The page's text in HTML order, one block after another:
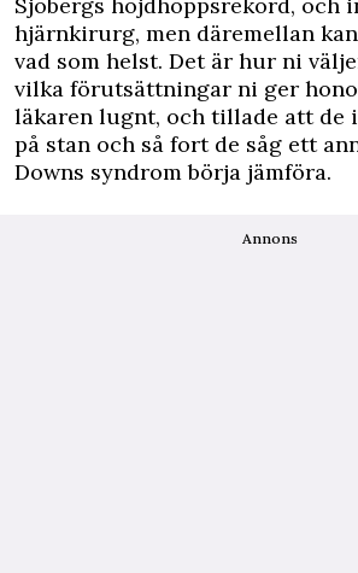
Sjöbergs höjdhoppsrekord, och
hjärnkirurg, men däremellan
vad som helst. Det är hur ni
vilka förutsättningar ni ger
läkaren lugnt, och tillade att de
på stan och så fort de såg ett
Downs syndrom börja jämföra.
Annons